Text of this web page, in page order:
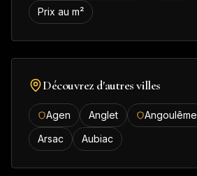
Prix au m²
Découvrez d'autres villes
Agen Anglet Angoulême
Arsac
Aubiac